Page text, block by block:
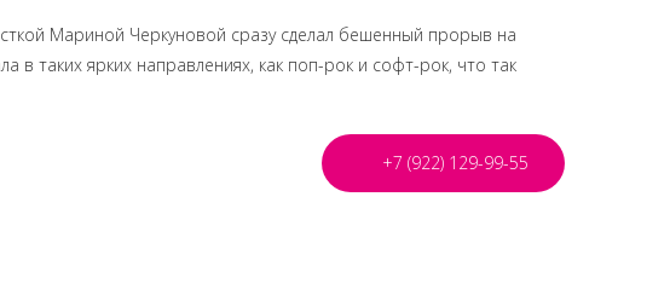
Мариной Черкуновой сразу сделал бешенный прорыв на
в таких ярких направлениях, как поп-рок и софт-рок, что так
+7 (922) 129-99-55